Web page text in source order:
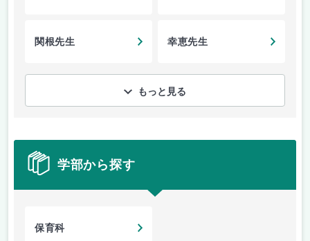
関根先生 幸恵先生
もっと見る
学部から探す
保育科